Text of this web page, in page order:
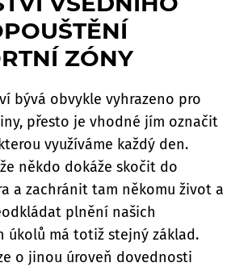
ZÓNY
bývá obvykle vyhrazeno pro
přesto je vhodné jím označit
využíváme každý den.
někdo dokáže skočit do
a zachránit tam někomu život a
plnění našich
úkolů má totiž stejný základ.
o jinou úroveň dovednosti